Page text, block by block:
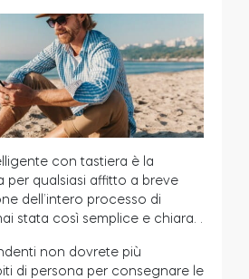
con tastiera è la
per qualsiasi affitto a breve
dell’intero processo di
stata così semplice e chiara.
non dovrete più
di persona per consegnare le